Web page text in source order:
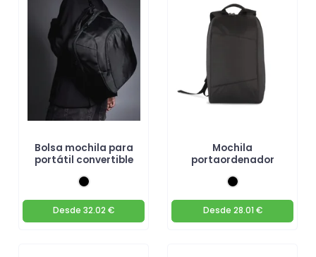
Bolsa mochila para
portátil convertible
Desde 32.02 €
Mochila
portaordenador
Desde 28.01 €